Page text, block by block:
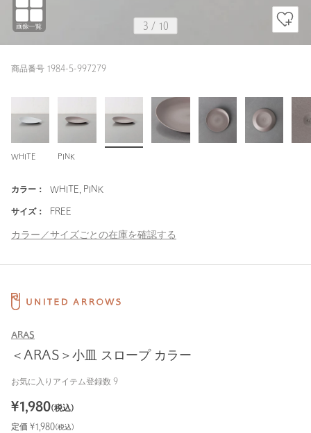
3 / 10
商品番号 1984-5-997279
WHITE PINK
カラー： WHITE, PINK
サイズ： FREE
カラー／サイズごとの在庫を確認する
ARAS
＜ARAS＞小皿 スロープ カラー
お気に入りアイテム登録数 9
¥1,980(税込)
定価 ¥1,980(税込)